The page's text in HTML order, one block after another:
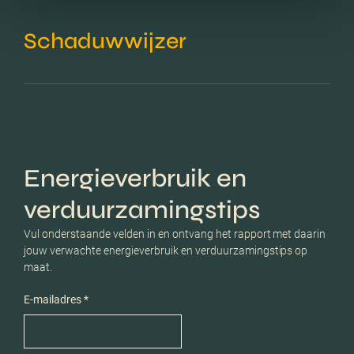
Schaduwwijzer
Energieverbruik en
verduurzamingstips
Vul onderstaande velden in en ontvang het rapport met daarin
jouw verwachte energieverbruik en verduurzamingstips op
maat.
E-mailadres *